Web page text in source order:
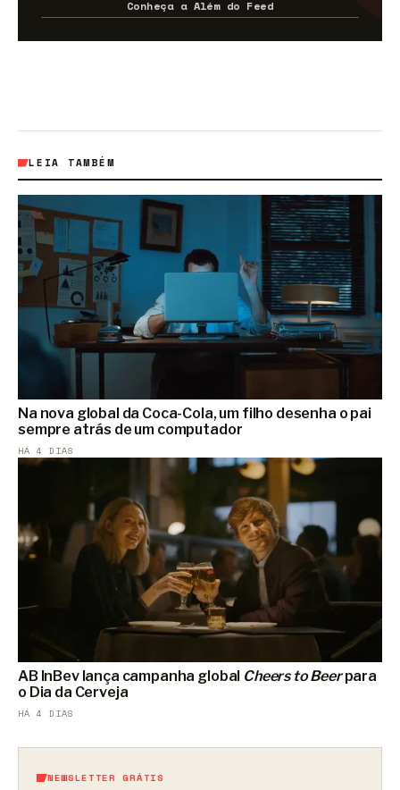
Conheça a Além do Feed
LEIA TAMBÉM
Na nova global da Coca-Cola, um filho desenha o pai
sempre atrás de um computador
HÁ 4 DIAS
AB InBev lança campanha global Cheers to Beerpara
o Dia da Cerveja
HÁ 4 DIAS
NEWSLETTER GRÁTIS